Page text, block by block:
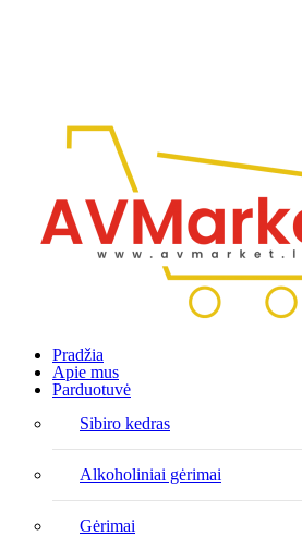
Pradžia
Apie mus
Parduotuvė
Sibiro kedras
Alkoholiniai gėrimai
Gėrimai